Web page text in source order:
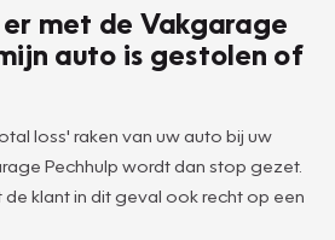
met de Vakgarage
auto is gestolen of
loss' raken van uw auto bij uw
Pechhulp wordt dan stop gezet.
klant in dit geval ook recht op een